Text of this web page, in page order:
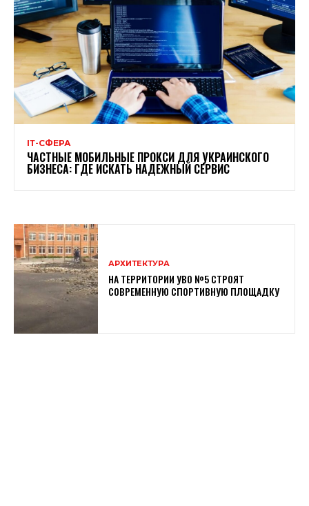
ІТ-СФЕРА
ЧАСТНЫЕ МОБИЛЬНЫЕ ПРОКСИ ДЛЯ УКРАИНСКОГО
БИЗНЕСА: ГДЕ ИСКАТЬ НАДЕЖНЫЙ СЕРВИС
АРХИТЕКТУРА
НА ТЕРРИТОРИИ УВО №5 СТРОЯТ
СОВРЕМЕННУЮ СПОРТИВНУЮ ПЛОЩАДКУ